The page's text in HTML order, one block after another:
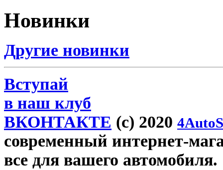
Новинки
Другие новинки
Вступай
в наш клуб
ВКОНТАКТЕ (c) 2020
современный интернет-
все для вашего автомобиля.